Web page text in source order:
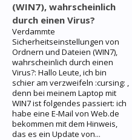
(WIN7), wahrscheinlich
durch einen Virus?
Verdammte
Sicherheitseinstellungen von
Ordnern und Dateien (WIN7),
wahrscheinlich durch einen
Virus?: Hallo Leute, ich bin
schier am verzweifeln :cursing: ,
denn bei meinem Laptop mit
WIN7 ist folgendes passiert: ich
habe eine E-Mail von Web.de
bekommen mit dem Hinweis,
das es ein Update von...